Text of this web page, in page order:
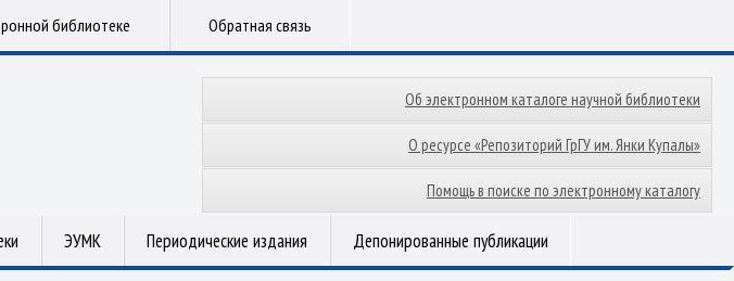
библиотеке Обратная связь
Об электронном каталоге научной библиотеки
О ресурсе «Репозиторий ГрГУ им. Янки Купалы»
Помощь в поиске по электронному каталогу
ЭУМК Периодические издания Депонированные публикации